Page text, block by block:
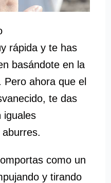
rápida y te has
basándote en la
ahora que el
te das
iguales
como un
y tirando